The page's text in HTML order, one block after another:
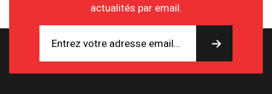
actualités par email.